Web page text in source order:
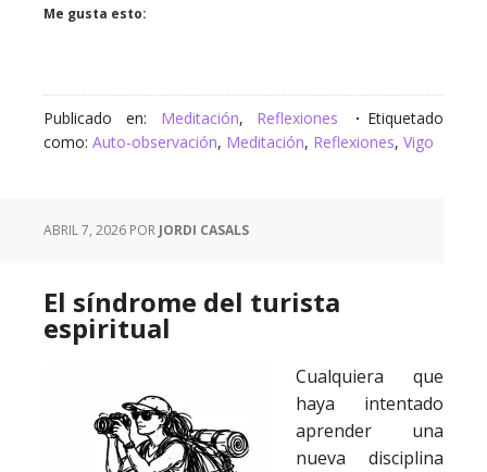
Me gusta esto:
Publicado en: Meditación, Reflexiones
Etiquetado
como: Auto-observación, Meditación, Reflexiones, Vigo
ABRIL 7, 2026 POR JORDI CASALS
El síndrome del turista
espiritual
Cualquiera que
haya intentado
aprender una
nueva disciplina